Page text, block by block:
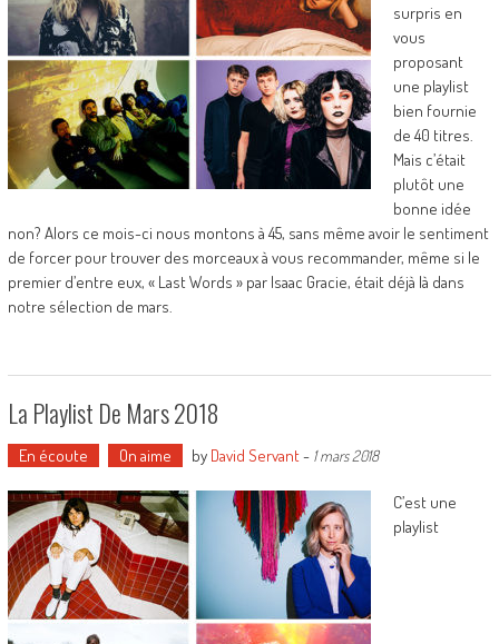
surpris en
vous
proposant
une playlist
bien fournie
de 40 titres.
Mais c’était
plutôt une
bonne idée
non? Alors ce mois-ci nous montons à 45, sans même avoir le sentiment
de forcer pour trouver des morceaux à vous recommander, même si le
premier d’entre eux, « Last Words » par Isaac Gracie, était déjà là dans
notre sélection de mars.
La Playlist De Mars 2018
En écoute On aime by David Servant- 1 mars 2018
C’est une
playlist